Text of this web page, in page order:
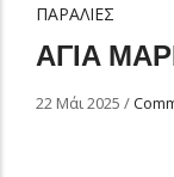
ΠΑΡΑΛΙΕΣ
ΑΓΙΑ
22 Μάι 2025 /